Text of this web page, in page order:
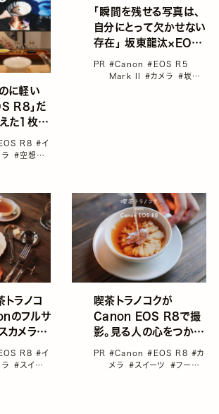
に軽い
R8」だ
た1枚。
レビュー
R8 #イ
ラ #空想の
「瞬間を残せる写真は、
自分にとって欠かせない
存在」 坂東龍汰×EOS
R5 Mark II
PR #Canon#EOS R5
Mark II #カメラ #坂東
トラノコ
のフルサ
カメラ
で15日
ベントを
R8 #イ
ラ #スイー
喫茶トラノコクが
Canon EOS R8で撮
影。見る人の心をつかむ
テーブルフォト
PR #Canon#EOS R8 #カ
メラ #スイーツ #フード